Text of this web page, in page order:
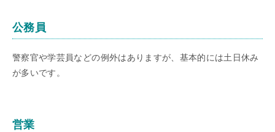
公務員
警察官や学芸員などの例外はありますが、基本的には土日休み
が多いです。
営業